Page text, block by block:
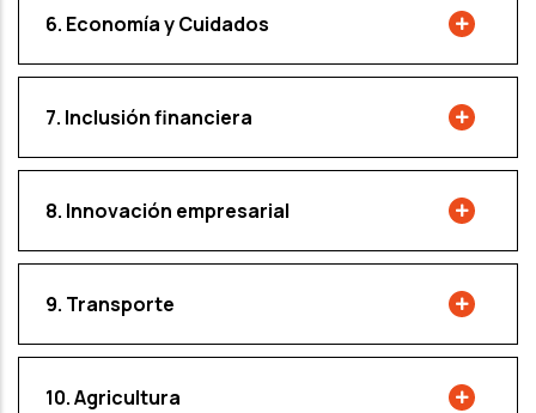
6. Economía y Cuidados
7. Inclusión financiera
8. Innovación empresarial
9. Transporte
10. Agricultura